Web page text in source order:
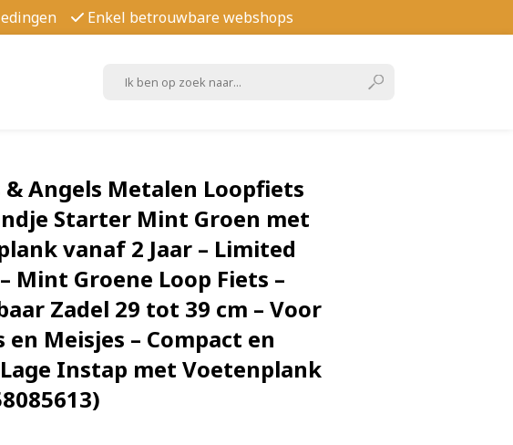
Enkel betrouwbare webshops
& Angels Metalen Loopfiets
Starter Mint Groen met
vanaf 2 Jaar – Limited
Mint Groene Loop Fiets –
Zadel 29 tot 39 cm – Voor
en Meisjes – Compact en
Instap met Voetenplank